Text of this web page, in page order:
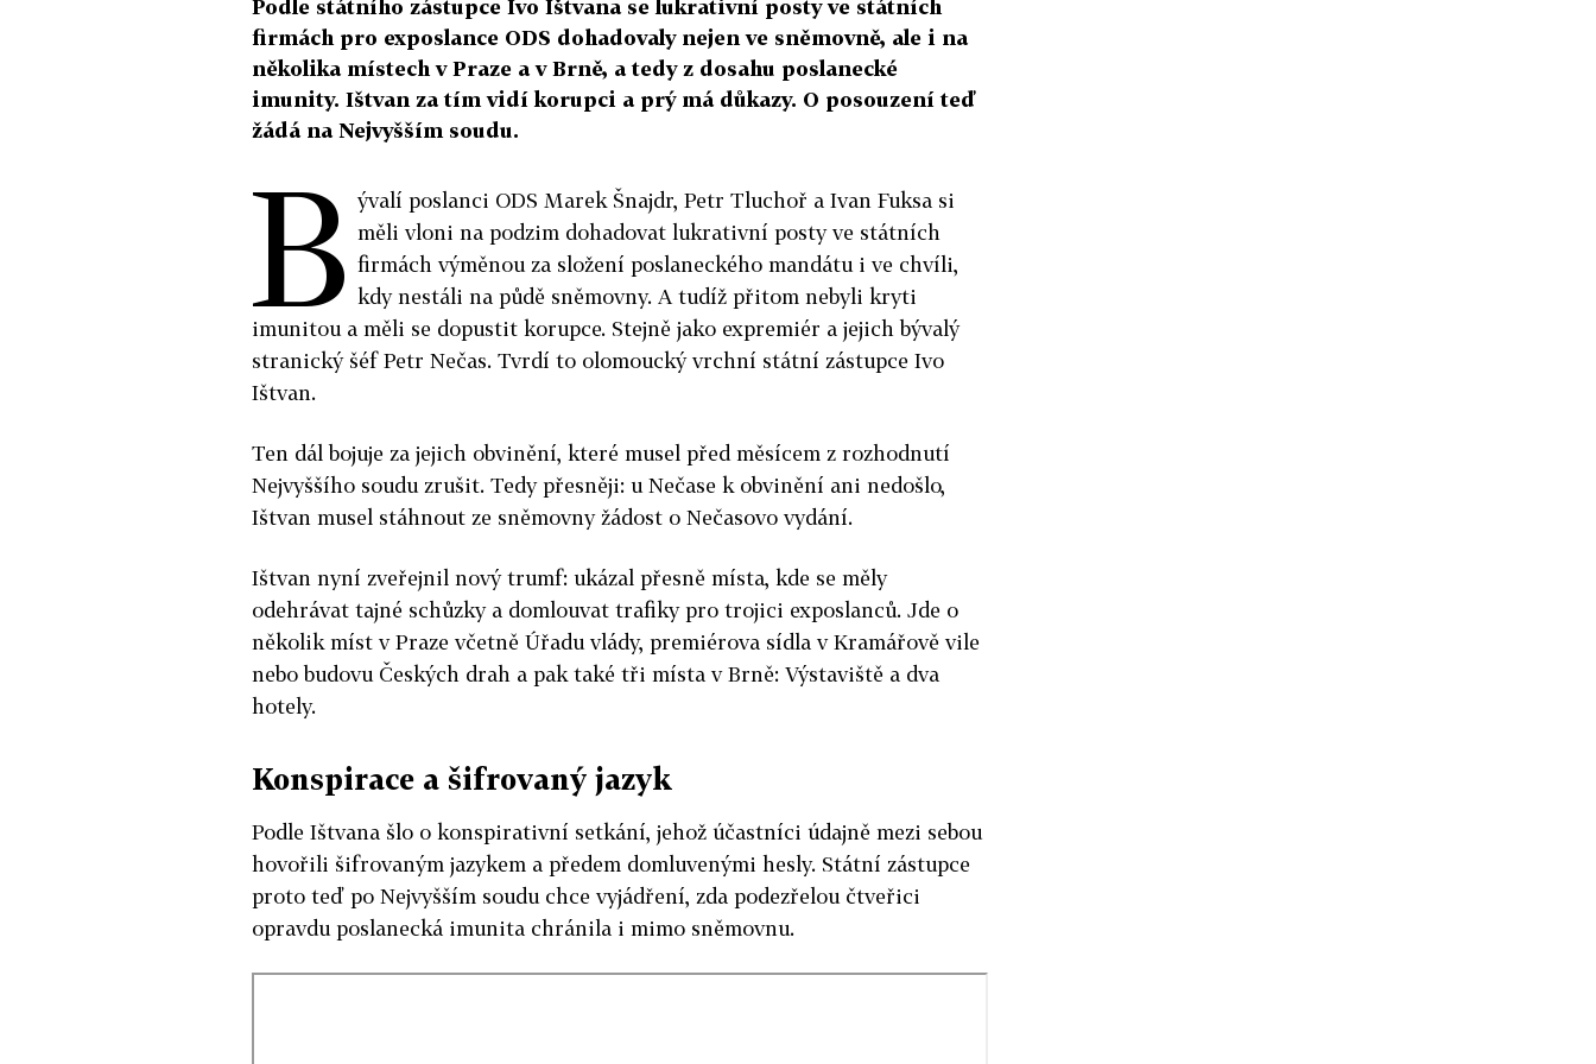
Podle státního zástupce Ivo Ištvana se lukrativní posty ve státních
firmách pro exposlance ODS dohadovaly nejen ve sněmovně, ale i na
několika místech v Praze a v Brně, a tedy z dosahu poslanecké
imunity. Ištvan za tím vidí korupci a prý má důkazy. O posouzení teď
žádá na Nejvyšším soudu.
B ývalí poslanci ODS Marek Šnajdr, Petr Tluchoř a Ivan Fuksa si
měli vloni na podzim dohadovat lukrativní posty ve státních
firmách výměnou za složení poslaneckého mandátu i ve chvíli,
kdy nestáli na půdě sněmovny. A tudíž přitom nebyli kryti
imunitou a měli se dopustit korupce. Stejně jako expremiér a jejich bývalý
stranický šéf Petr Nečas. Tvrdí to olomoucký vrchní státní zástupce Ivo
Ištvan.
Ten dál bojuje za jejich obvinění, které musel před měsícem z rozhodnutí
Nejvyššího soudu zrušit. Tedy přesněji: u Nečase k obvinění ani nedošlo,
Ištvan musel stáhnout ze sněmovny žádost o Nečasovo vydání.
Ištvan nyní zveřejnil nový trumf: ukázal přesně místa, kde se měly
odehrávat tajné schůzky a domlouvat trafiky pro trojici exposlanců. Jde o
několik míst v Praze včetně Úřadu vlády, premiérova sídla v Kramářově vile
nebo budovu Českých drah a pak také tři místa v Brně: Výstaviště a dva
hotely.
Konspirace a šifrovaný jazyk
Podle Ištvana šlo o konspirativní setkání, jehož účastníci údajně mezi sebou
hovořili šifrovaným jazykem a předem domluvenými hesly. Státní zástupce
proto teď po Nejvyšším soudu chce vyjádření, zda podezřelou čtveřici
opravdu poslanecká imunita chránila i mimo sněmovnu.